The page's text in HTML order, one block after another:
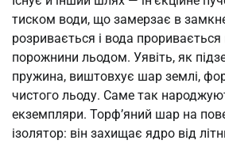
тиском води, що замерзає в
розривається і вода
порожнини льодом. Уявіть, як
пружина, виштовхує шар землі,
чистого льоду. Саме так
екземпляри. Торф’яний шар на
ізолятор: він захищає ядро від